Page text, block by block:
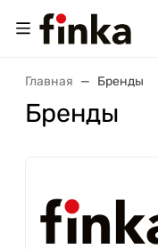
Главная Бренды
Бренды